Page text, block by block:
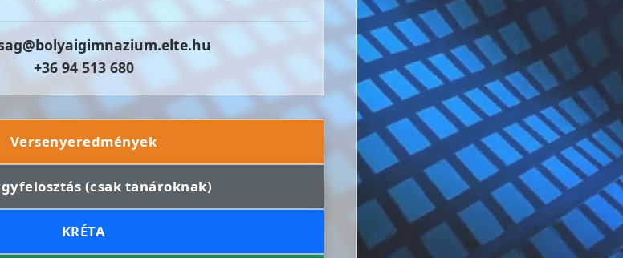
+36 94 513 680
Versenyeredmények
(csak tanároknak)
KRÉTA